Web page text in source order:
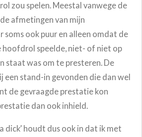
zou spelen. Meestal vanwege de
afmetingen van mijn
soms ook puur en alleen omdat de
hoofdrol speelde, niet- of niet op
staat was om te presteren. De
een stand-in gevonden die dan wel
de gevraagde prestatie kon
dan ook inhield.
dick’ houdt dus ook in dat ik met